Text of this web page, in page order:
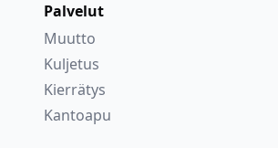
Palvelut
Muutto
Kuljetus
Kierrätys
Kantoapu